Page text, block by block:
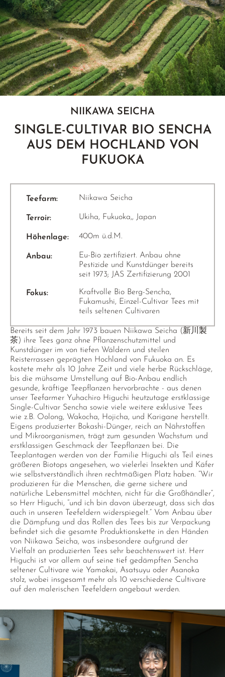
EMPFEHLUNGEN
GELBER TEE
EMPFEHLUNGEN
SETS & GIFTS
PHOENIX DANCONG
TIE GUAN YIN
ZHANGPING SHUI XIAN
JAPAN
TANZANIA
EMPFEHLUNGEN
SETS & GIFTS
KOREA
EARL GREY
KENIA
TÜRKEI
KLASSIKER
EMPFEHLUNGEN
SETS & GIFTS
NACH SORTE
MATE TEE
AMAZONAS TEES
SELTENE INCENCES
NIIKAWA SEICHA
SINGLE-CULTIVAR BIO SENCHA
AUS DEM HOCHLAND VON
FUKUOKA
Teefarm: Niikawa Seicha
Terroir: Ukiha, Fukuoka,, Japan
Höhenlage: 400m ü.d.M.
Anbau:
Eu-Bio zertifiziert. Anbau ohne
Pestizide und Kunstdünger bereits
seit 1973; JAS Zertifizierung 2001
Fokus:
Kraftvolle Bio Berg-Sencha,
Fukamushi, Einzel-Cultivar Tees mit
teils seltenen Cultivaren
Bereits seit dem Jahr 1973 bauen Niikawa Seicha (新川製
茶) ihre Tees ganz ohne Pflanzenschutzmittel und
Kunstdünger im von tiefen Wäldern und steilen
Reisterrassen geprägten Hochland von Fukuoka an. Es
kostete mehr als 10 Jahre Zeit und viele herbe Rückschläge,
bis die mühsame Umstellung auf Bio-Anbau endlich
gesunde, kräftige Teepflanzen hervorbrachte - aus denen
unser Teefarmer Yuhachiro Higuchi heutzutage erstklassige
Single-Cultivar Sencha sowie viele weitere exklusive Tees
wie z.B. Oolong, Wakocha, Hojicha, und Karigane herstellt.
Eigens produzierter Bokashi-Dünger, reich an Nährstoffen
und Mikroorganismen, trägt zum gesunden Wachstum und
erstklassigen Geschmack der Teepflanzen bei. Die
Teeplantagen werden von der Familie Higuchi als Teil eines
größeren Biotops angesehen, wo vielerlei Insekten und Käfer
wie selbstverständlich ihren rechtmäßigen Platz haben. “Wir
produzieren für die Menschen, die gerne sichere und
natürliche Lebensmittel möchten, nicht für die Großhändler”,
so Herr Higuchi, “und ich bin davon überzeugt, dass sich das
auch in unseren Teefeldern widerspiegelt.” Vom Anbau über
die Dämpfung und das Rollen des Tees bis zur Verpackung
befindet sich die gesamte Produktionskette in den Händen
von Niikawa Seicha, was insbesondere aufgrund der
Vielfalt an produzierten Tees sehr beachtenswert ist. Herr
Higuchi ist vor allem auf seine tief gedämpften Sencha
seltener Cultivare wie Yamakai, Asatsuyu oder Asanoka
stolz, wobei insgesamt mehr als 10 verschiedene Cultivare
auf den malerischen Teefeldern angebaut werden.